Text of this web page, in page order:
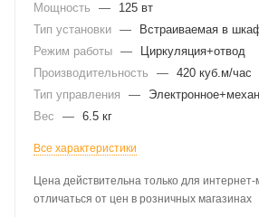
Мощность —
125 вт
Тип установки —
Встраиваемая в
Режим работы —
Циркуляция+отвод
Производительность
— 420 куб.м/час
Тип управления
—
Вес
— 6.5 кг
Все характеристики
Цена действительна только для
отличаться от цен в розничных магазинах